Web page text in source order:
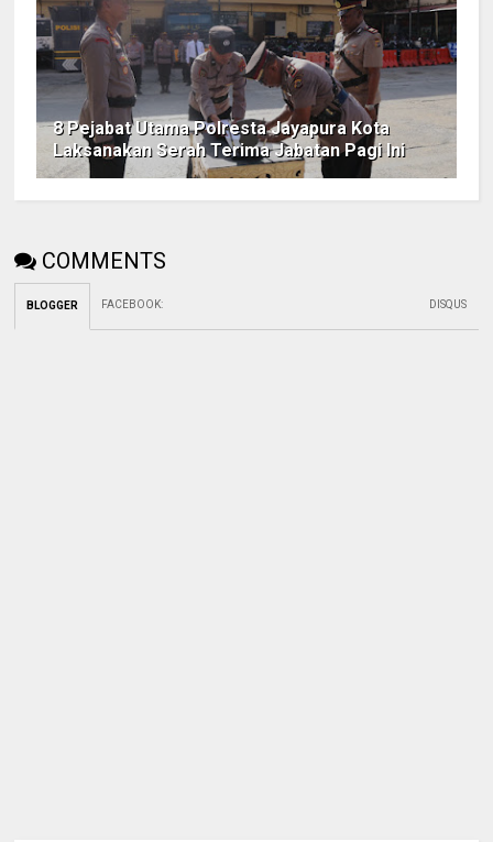
8 Pejabat Utama Polresta Jayapura Kota
Laksanakan Serah Terima Jabatan Pagi Ini
COMMENTS
BLOGGER FACEBOOK: DISQUS